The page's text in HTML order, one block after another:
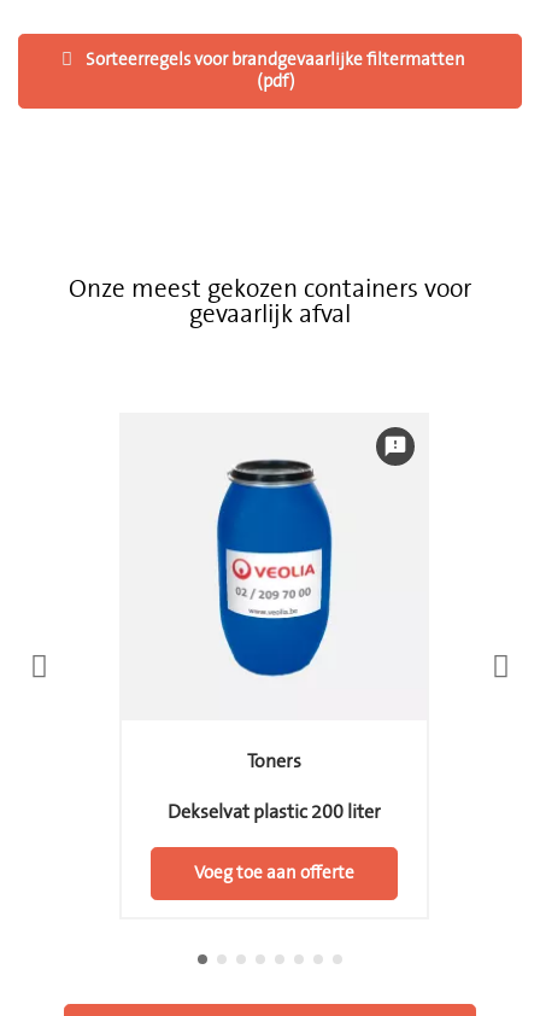
Sorteerregels voor brandgevaarlijke filtermatten
(pdf)
Onze meest gekozen containers voor
gevaarlijk afval
feedback
Toners
Dekselvat plastic 200 liter
Voeg toe aan offerte